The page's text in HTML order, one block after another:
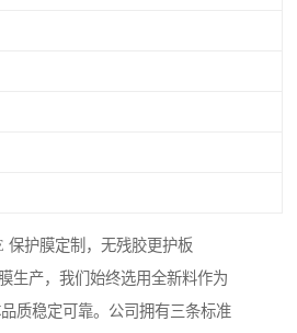
保护膜定制，无残胶更护板
生产，我们始终选用全新料作为
质稳定可靠。公司拥有三条标准